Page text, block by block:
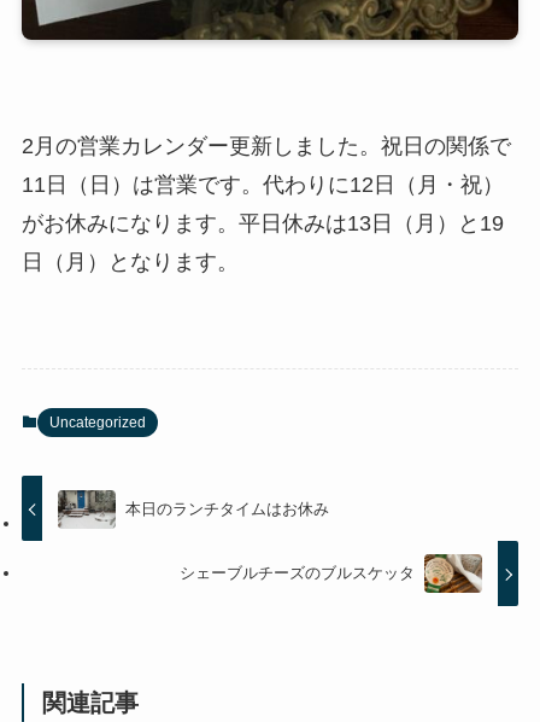
2月の営業カレンダー更新しました。祝日の関係で
11日（日）は営業です。代わりに12日（月・祝）
がお休みになります。平日休みは13日（月）と19
日（月）となります。
Uncategorized
本日のランチタイムはお休み
シェーブルチーズのブルスケッタ
関連記事